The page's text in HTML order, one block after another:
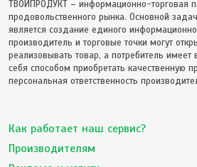
ТВОЙПРОДУКТ – информационно-торговая
продовольственного рынка. Основной
является создание единого
производитель и торговые точки могут
реализовывать товар, а потребитель
себя способом приобретать качественную
персональная ответственность
Как работает наш сервис?
Производителям